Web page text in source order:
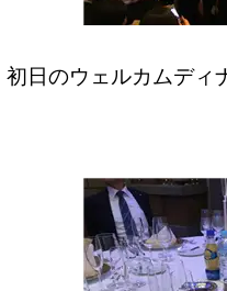
初日のウェルカムディ